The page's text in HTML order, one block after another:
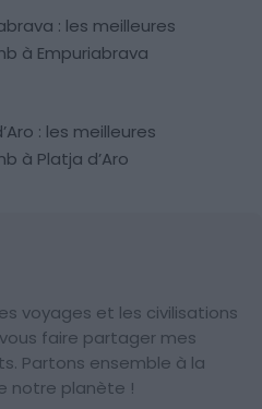
: les meilleures
à Empuriabrava
: les meilleures
à Platja d’Aro
voyages et les civilisations
faire partager mes
Partons ensemble à la
notre planète !